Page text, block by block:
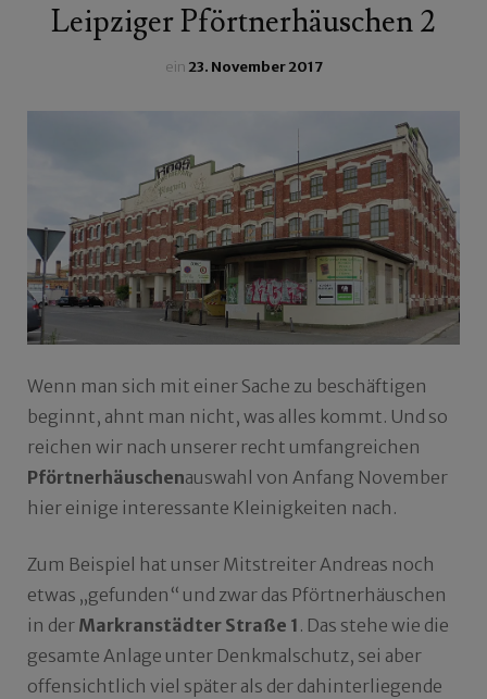
Leipziger Pförtnerhäuschen 2
ein23. November 2017
Wenn man sich mit einer Sache zu beschäftigen
beginnt, ahnt man nicht, was alles kommt. Und so
reichen wir nach unserer recht umfangreichen
Pförtnerhäuschenauswahl von Anfang November
hier einige interessante Kleinigkeiten nach.
Zum Beispiel hat unser Mitstreiter Andreas noch
etwas „gefunden“ und zwar das Pförtnerhäuschen
in der Markranstädter Straße 1 . Das stehe wie die
gesamte Anlage unter Denkmalschutz, sei aber
offensichtlich viel später als der dahinterliegende